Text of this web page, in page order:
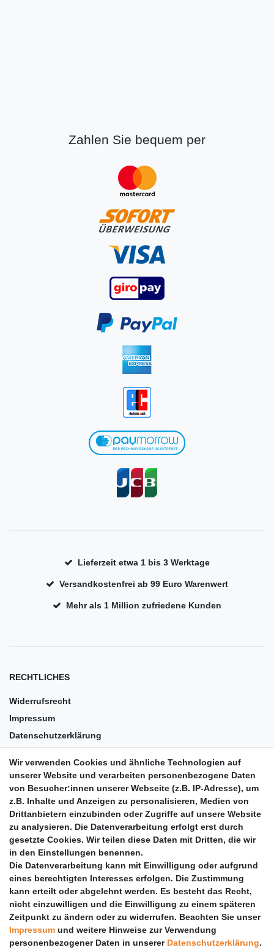
Zahlen Sie bequem per
Lieferzeit etwa 1 bis 3 Werktage
Versandkostenfrei ab 99 Euro Warenwert
Mehr als 1 Million zufriedene Kunden
RECHTLICHES
Widerrufsrecht
Impressum
Datenschutzerklärung
Barrierefreiheit
Anleitungen
Vertrag widerrufen
PARTNER
DHL
GLS
PaketPLUS
SPONSORING
Wir verwenden Cookies und ähnliche Technologien auf
unserer Website und verarbeiten personenbezogene Daten
von Besucher:innen unserer Webseite (z.B. IP-Adresse), um
z.B. Inhalte und Anzeigen zu personalisieren, Medien von
Drittanbietern einzubinden oder Zugriffe auf unsere Website
zu analysieren. Die Datenverarbeitung erfolgt erst durch
gesetzte Cookies. Wir teilen diese Daten mit Dritten, die wir
in den Einstellungen benennen.
Die Datenverarbeitung kann mit Einwilligung oder aufgrund
eines berechtigten Interesses erfolgen. Die Zustimmung
kann erteilt oder abgelehnt werden. Es besteht das Recht,
nicht einzuwilligen und die Einwilligung zu einem späteren
Zeitpunkt zu ändern oder zu widerrufen. Beachten Sie unser
Impressum und weitere Hinweise zur Verwendung
personenbezogener Daten in unserer Daten­schutz­erklärung.